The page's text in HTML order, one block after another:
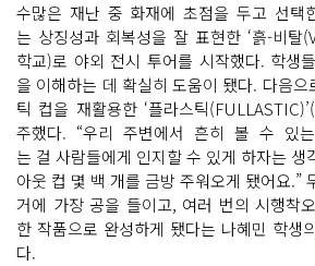
수많은 재난 중 화재에 초점을 두고 선택
는 상징성과 회복성을 잘 표현한 ‘흙-비탈
학교)로 야외 전시 투어를 시작했다. 학생
을 이해하는 데 확실히 도움이 됐다. 다음
틱 컵을 재활용한 ‘플라스틱
주했다. “우리 주변에서 흔히 볼 수 있
는 걸 사람들에게 인지할 수 있게 하자는 생
아웃 컵 몇 백 개를 금방 주워오게 됐어요.”
거에 가장 공을 들이고, 여러 번의 시행착
한 작품으로 완성하게 됐다는 나혜민 학생
다.